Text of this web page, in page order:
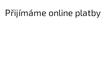
Přijímáme online platby